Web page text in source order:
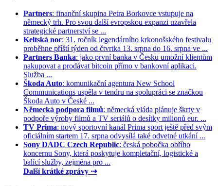
Partners: finanční skupina Petra Borkovce vstupuje na
německý trh. Pro svou další evropskou expanzi uzavřela
strategické partnerství se ...
Keltská noc: 31. ročník legendárního krkonošského festivalu
proběhne příští týden od čtvrtka 13. srpna do 16. srpna ve ...
Partners Banka: jako první banka v Česku umožní klientům
nakupovat a prodávat bitcoin přímo v bankovní aplikaci.
Služba ...
Škoda Auto: komunikační agentura New School
Communications uspěla v tendru na spolupráci se značkou
Škoda Auto v České ...
Německá podpora filmů: německá vláda plánuje škrty v
podpoře výroby filmů a TV seriálů o desítky milionů eur. ...
TV Prima: nový sportovní kanál Prima sport ještě před svým
oficiálním startem 17. srpna odvysílá také odvetné utkání ...
Sony DADC Czech Republic: česká pobočka obřího
koncernu Sony, která poskytuje kompletační, logistické a
balící služby, zejména pro ...
Další krátké zprávy ⇢